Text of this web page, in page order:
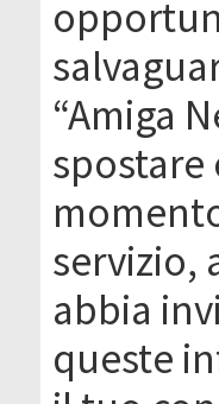
“Amiga
servizio,
abbia
queste